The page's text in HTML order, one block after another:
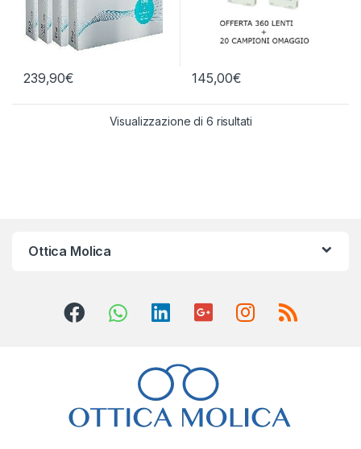
239,90€ 145,00€
Visualizzazione di 6 risultati
Ottica Molica